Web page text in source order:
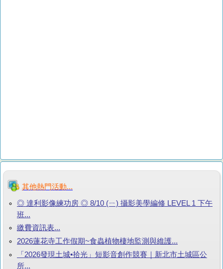
其他熱門活動...
◎ 達利影像練功房 ◎ 8/10 (ㄧ) 攝影美學編修 LEVEL 1 下午
班...
繳費資訊表...
2026蓮花寺工作假期~食蟲植物棲地監測與維護...
「2026發現土城•拾光」短影音創作競賽｜新北市土城區公
所...